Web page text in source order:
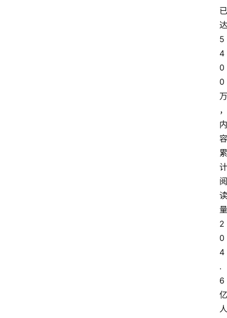
已
达
5
4
0
0
万
，
内
容
累
计
阅
读
量
2
0
4
.
6
亿
人